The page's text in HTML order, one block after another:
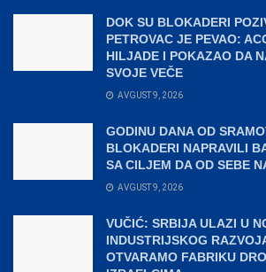
DOK SU BLOKADERI
PETROVAC JE PEVAO:
HILJADE I POKAZAO DA
SVOJE VEČE
AVGUST 9, 2026
GODINU DANA OD
BLOKADERI NAPRAVILI
SA CILJEM DA OD SEBE
AVGUST 9, 2026
VUČIĆ: SRBIJA ULAZI U
INDUSTRIJSKOG
OTVARAMO FABRIKU